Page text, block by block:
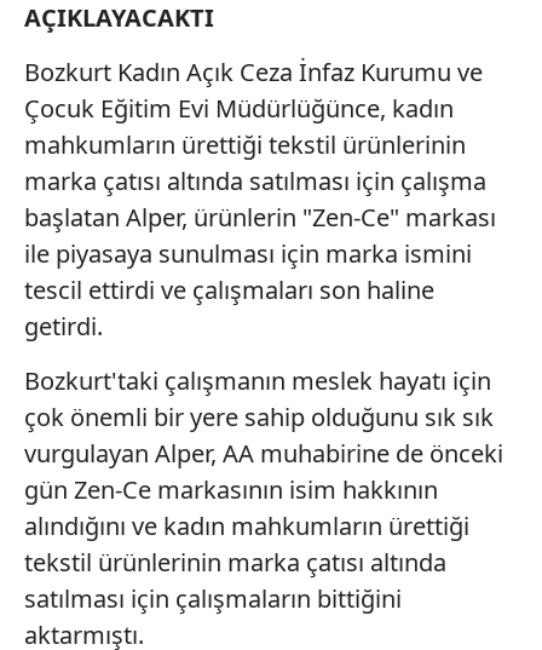
AÇIKLAYACAKTI
Bozkurt Kadın Açık Ceza İnfaz Kurumu ve
Çocuk Eğitim Evi Müdürlüğünce, kadın
mahkumların ürettiği tekstil ürünlerinin
marka çatısı altında satılması için çalışma
başlatan Alper, ürünlerin "Zen-Ce" markası
ile piyasaya sunulması için marka ismini
tescil ettirdi ve çalışmaları son haline
getirdi.
Bozkurt'taki çalışmanın meslek hayatı için
çok önemli bir yere sahip olduğunu sık sık
vurgulayan Alper, AA muhabirine de önceki
gün Zen-Ce markasının isim hakkının
alındığını ve kadın mahkumların ürettiği
tekstil ürünlerinin marka çatısı altında
satılması için çalışmaların bittiğini
aktarmıştı.